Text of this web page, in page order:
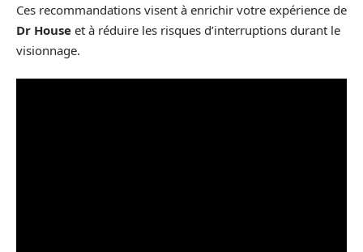
Ces recommandations visent à enrichir votre expérience de
Dr House et à réduire les risques d’interruptions durant le
visionnage.